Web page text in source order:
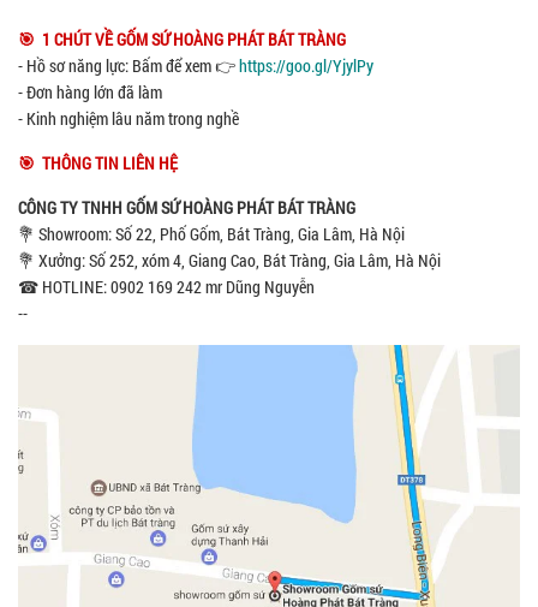
🎯 1 CHÚT VỀ GỐM SỨ HOÀNG PHÁT BÁT TRÀNG
- Hồ sơ năng lực: Bấm để xem 👉https://goo.gl/YjylPy
- Đơn hàng lớn đã làm
- Kinh nghiệm lâu năm trong nghề
🎯 THÔNG TIN LIÊN HỆ
CÔNG TY TNHH GỐM SỨ HOÀNG PHÁT BÁT TRÀNG
💐 Showroom: Số 22, Phố Gốm, Bát Tràng, Gia Lâm, Hà Nội
💐 Xưởng: Số 252, xóm 4, Giang Cao, Bát Tràng, Gia Lâm, Hà Nội
☎ HOTLINE: 0902 169 242 mr Dũng Nguyễn
--